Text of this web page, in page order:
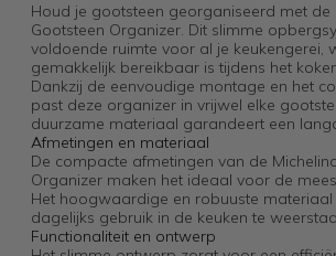
Houd je gootsteen georganiseerd met de
Gootsteen Organizer. Dit slimme
voldoende ruimte voor al je keukengerei,
gemakkelijk bereikbaar is tijdens het
Dankzij de eenvoudige montage en het
past deze organizer in vrijwel elke
duurzame materiaal garandeert een
Afmetingen en materiaal
De compacte afmetingen van de
Organizer maken het ideaal voor de
Het hoogwaardige en robuuste
dagelijks gebruik in de keuken te
Functionaliteit en ontwerp